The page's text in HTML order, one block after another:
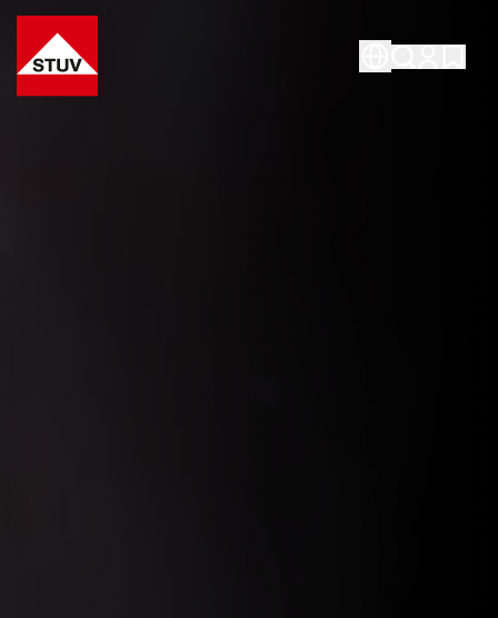
Go To the Homepage